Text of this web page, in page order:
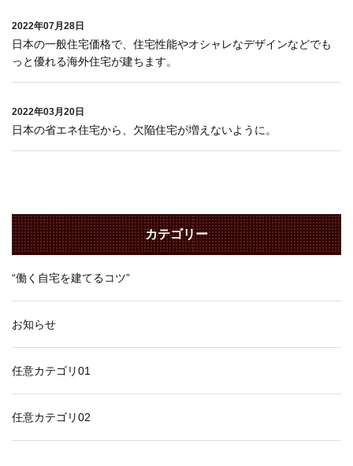
2022年07月28日
日本の一般住宅価格で、住宅性能やオシャレなデザインなどでも
っと優れる海外住宅が建ちます。
2022年03月20日
日本の省エネ住宅から、欠陥住宅が増えないように。
カテゴリー
“働く自宅を建てるコツ”
お知らせ
任意カテゴリ01
任意カテゴリ02